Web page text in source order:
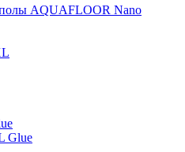
AQUAFLOOR Nano
Glue